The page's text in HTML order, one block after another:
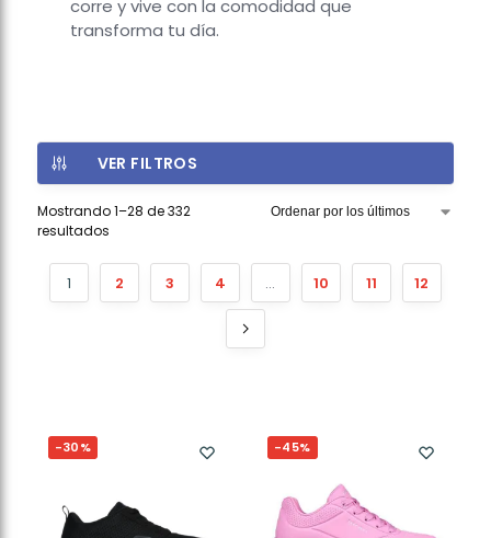
corre y vive con la comodidad que
transforma tu día.
VER FILTROS
Mostrando 1–28 de 332
resultados
1 2 3 4 … 10 11 12
-30% -45%